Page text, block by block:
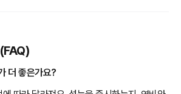
더 좋은가요?